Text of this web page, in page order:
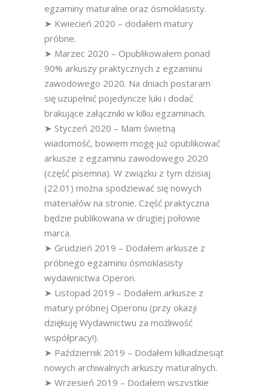
egzaminy maturalne oraz ósmoklasisty.
➤ Kwiecień 2020 – dodałem matury
próbne.
➤ Marzec 2020 – Opublikowałem ponad
90% arkuszy praktycznych z egzaminu
zawodowego 2020. Na dniach postaram
się uzupełnić pojedyncze luki i dodać
brakujące załączniki w kilku egzaminach.
➤ Styczeń 2020 – Mam świetną
wiadomość, bowiem mogę już opublikować
arkusze z egzaminu zawodowego 2020
(część pisemna). W związku z tym dzisiaj
(22.01) można spodziewać się nowych
materiałów na stronie. Część praktyczna
będzie publikowana w drugiej połowie
marca.
➤ Grudzień 2019 – Dodałem arkusze z
próbnego egzaminu ósmoklasisty
wydawnictwa Operon.
➤ Listopad 2019 – Dodałem arkusze z
matury próbnej Operonu (przy okazji
dziękuję Wydawnictwu za możliwość
współpracy!).
➤ Październik 2019 – Dodałem kilkadziesiąt
nowych archiwalnych arkuszy maturalnych.
➤ Wrzesień 2019 – Dodałem wszystkie